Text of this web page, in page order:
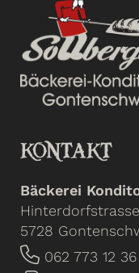
KONTAKT
Bäckerei
5728
062 773 12 36